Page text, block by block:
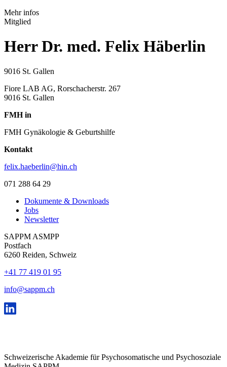
Mehr infos
Mitglied
Herr Dr. med. Felix Häberlin
9016 St. Gallen
Fiore LAB AG, Rorschacherstr. 267
9016 St. Gallen
FMH in
FMH Gynäkologie & Geburtshilfe
Kontakt
felix.haeberlin@hin.ch
071 288 64 29
Dokumente & Downloads
Jobs
Newsletter
SAPPM ASMPP
Postfach
6260 Reiden, Schweiz
+41 77 419 01 95
info@sappm.ch
Schweizerische Akademie für Psychosomatische und Psychosoziale